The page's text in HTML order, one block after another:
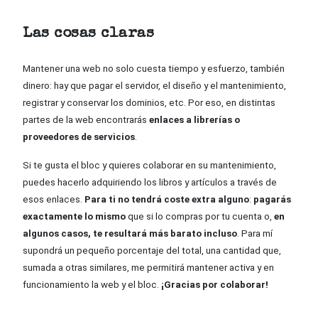
Las cosas claras
Mantener una web no solo cuesta tiempo y esfuerzo, también
dinero: hay que pagar el servidor, el diseño y el mantenimiento,
registrar y conservar los dominios, etc. Por eso, en distintas
partes de la web encontrarás enlaces a librerías o
proveedores de servicios
Si te gusta el bloc y quieres colaborar en su mantenimiento,
puedes hacerlo adquiriendo los libros y artículos a través de
esos enlaces. Para ti no tendrá coste extra alguno: pagarás
exactamente lo mismo que si lo compras por tu cuenta o, en
algunos casos, te resultará más barato incluso . Para mí
supondrá un pequeño porcentaje del total, una cantidad que,
sumada a otras similares, me permitirá mantener activa y en
funcionamiento la web y el bloc. ¡Gracias por colaborar!